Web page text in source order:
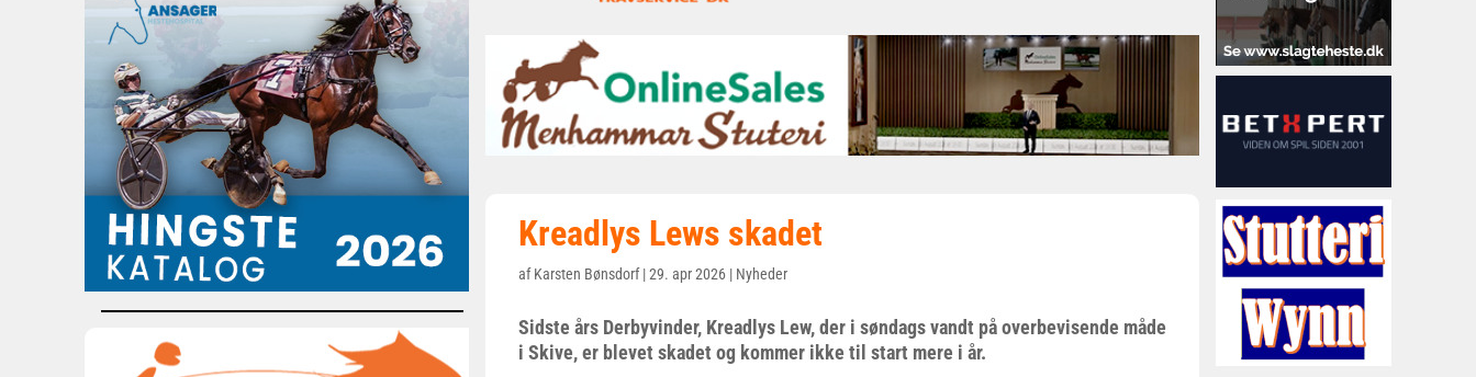
Kreadlys Lews skadet
afKarsten Bønsdorf|29. apr 2026 | Nyheder
Sidste års Derbyvinder, Kreadlys Lew, der i søndags vandt på overbevisende måde
i Skive, er blevet skadet og kommer ikke til start mere i år.